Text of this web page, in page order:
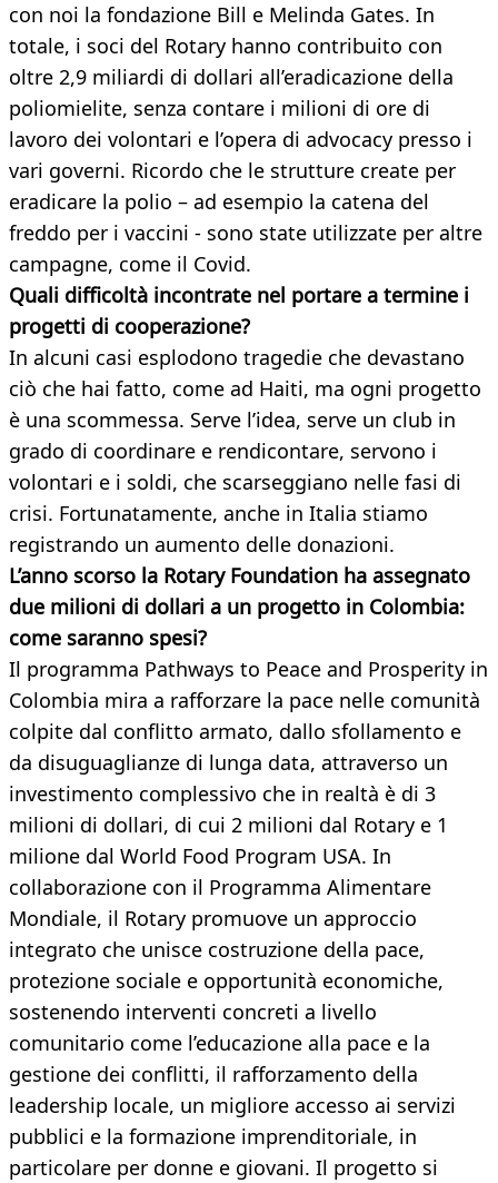
con noi la fondazione Bill e Melinda Gates. In
totale, i soci del Rotary hanno contribuito con
oltre 2,9 miliardi di dollari all’eradicazione della
poliomielite, senza contare i milioni di ore di
lavoro dei volontari e l’opera di advocacy presso i
vari governi. Ricordo che le strutture create per
eradicare la polio – ad esempio la catena del
freddo per i vaccini - sono state utilizzate per altre
campagne, come il Covid.
Quali difficoltà incontrate nel portare a termine i
progetti di cooperazione?
In alcuni casi esplodono tragedie che devastano
ciò che hai fatto, come ad Haiti, ma ogni progetto
è una scommessa. Serve l’idea, serve un club in
grado di coordinare e rendicontare, servono i
volontari e i soldi, che scarseggiano nelle fasi di
crisi. Fortunatamente, anche in Italia stiamo
registrando un aumento delle donazioni.
L’anno scorso la Rotary Foundation ha assegnato
due milioni di dollari a un progetto in Colombia:
come saranno spesi?
Il programma Pathways to Peace and Prosperity in
Colombia mira a rafforzare la pace nelle comunità
colpite dal conflitto armato, dallo sfollamento e
da disuguaglianze di lunga data, attraverso un
investimento complessivo che in realtà è di 3
milioni di dollari, di cui 2 milioni dal Rotary e 1
milione dal World Food Program USA. In
collaborazione con il Programma Alimentare
Mondiale, il Rotary promuove un approccio
integrato che unisce costruzione della pace,
protezione sociale e opportunità economiche,
sostenendo interventi concreti a livello
comunitario come l’educazione alla pace e la
gestione dei conflitti, il rafforzamento della
leadership locale, un migliore accesso ai servizi
pubblici e la formazione imprenditoriale, in
particolare per donne e giovani. Il progetto si